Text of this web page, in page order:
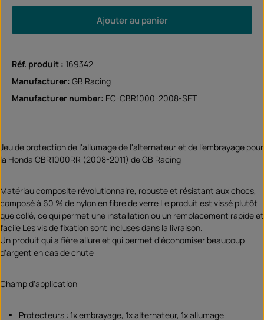
Ajouter au panier
Réf. produit : 169342
Manufacturer: GB Racing
Manufacturer number: EC-CBR1000-2008-SET
Jeu de protection de l'allumage de l'alternateur et de l'embrayage pour
la Honda CBR1000RR (2008-2011) de GB Racing
Matériau composite révolutionnaire, robuste et résistant aux chocs,
composé à 60 % de nylon en fibre de verre Le produit est vissé plutôt
que collé, ce qui permet une installation ou un remplacement rapide et
facile Les vis de fixation sont incluses dans la livraison.
Un produit qui a fière allure et qui permet d'économiser beaucoup
d'argent en cas de chute
Champ d'application
Protecteurs : 1x embrayage, 1x alternateur, 1x allumage